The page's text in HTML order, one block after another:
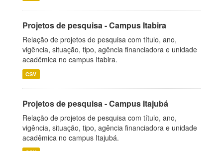
Projetos de pesquisa - Campus Itabira
Relação de projetos de pesquisa com título, ano,
vigência, situação, tipo, agência financiadora e unidade
acadêmica no campus Itabira.
CSV
Projetos de pesquisa - Campus Itajubá
Relação de projetos de pesquisa com título, ano,
vigência, situação, tipo, agência financiadora e unidade
acadêmica no campus Itajubá.